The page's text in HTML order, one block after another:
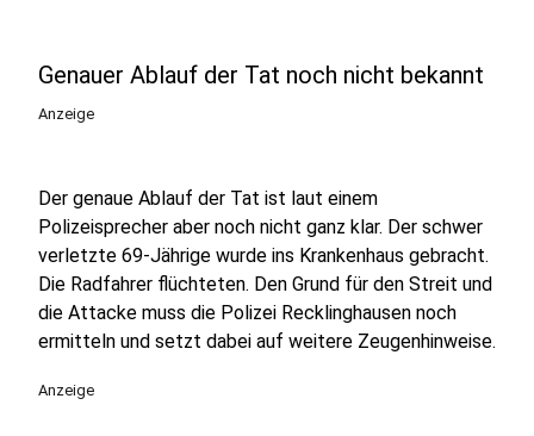
Genauer Ablauf der Tat noch nicht bekannt
Anzeige
Der genaue Ablauf der Tat ist laut einem
Polizeisprecher aber noch nicht ganz klar. Der schwer
verletzte 69-Jährige wurde ins Krankenhaus gebracht.
Die Radfahrer flüchteten. Den Grund für den Streit und
die Attacke muss die Polizei Recklinghausen noch
ermitteln und setzt dabei auf weitere Zeugenhinweise.
Anzeige